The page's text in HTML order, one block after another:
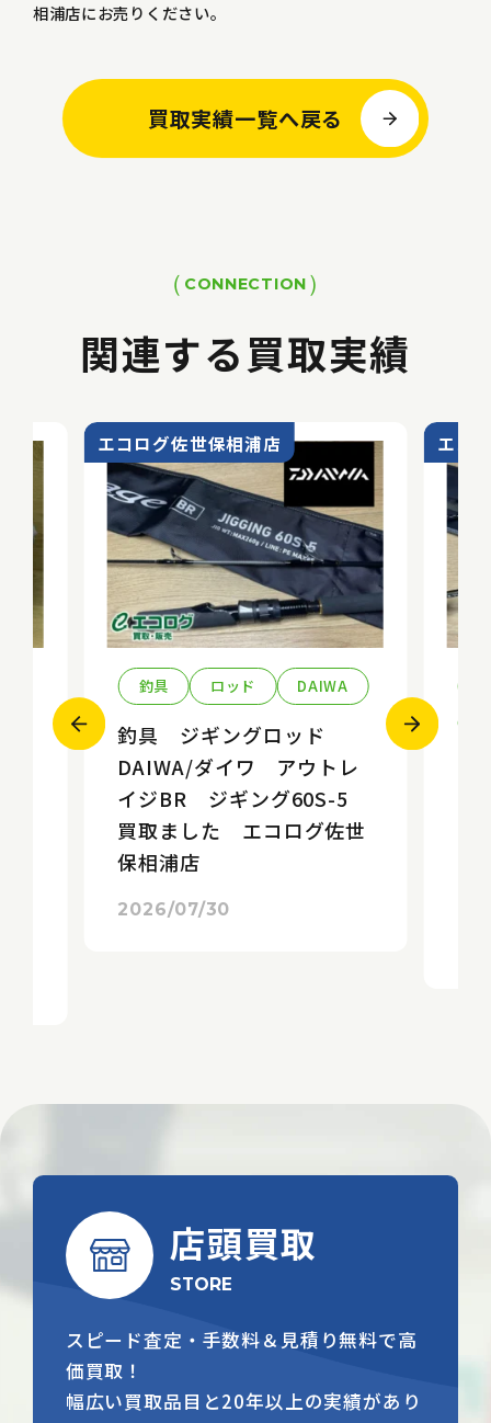
相浦店にお売りください。
買取実績一覧へ戻る
CONNECTION
関連する買取実績
エコログ佐世保相浦店
釣具 ロッド DAIWA
釣具 ジギングロッド
DAIWA/ダイワ アウトレ
イジBR ジギング60S-5
買取ました エコログ佐世
保相浦店
2026/07/30
エコ
店頭買取
STORE
スピード査定・手数料＆見積り無料で高
価買取！
幅広い買取品目と20年以上の実績があり